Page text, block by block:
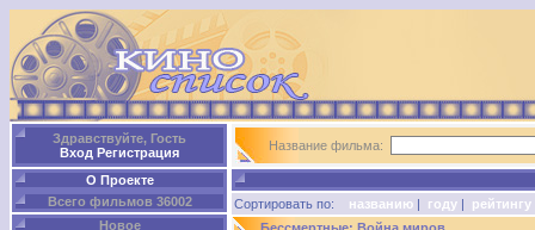
Здравствуйте, Гость
Вход Регистрация
О Проекте
Всего фильмов 36002
Новое
Название фильма:
Сортировать по: названию | году | рейтингу